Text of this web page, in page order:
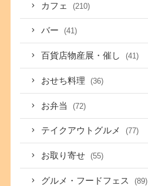
カフェ (210)
バー (41)
百貨店物産展・催し (41)
おせち料理 (36)
お弁当 (72)
テイクアウトグルメ (77)
お取り寄せ (55)
グルメ・フードフェス (89)